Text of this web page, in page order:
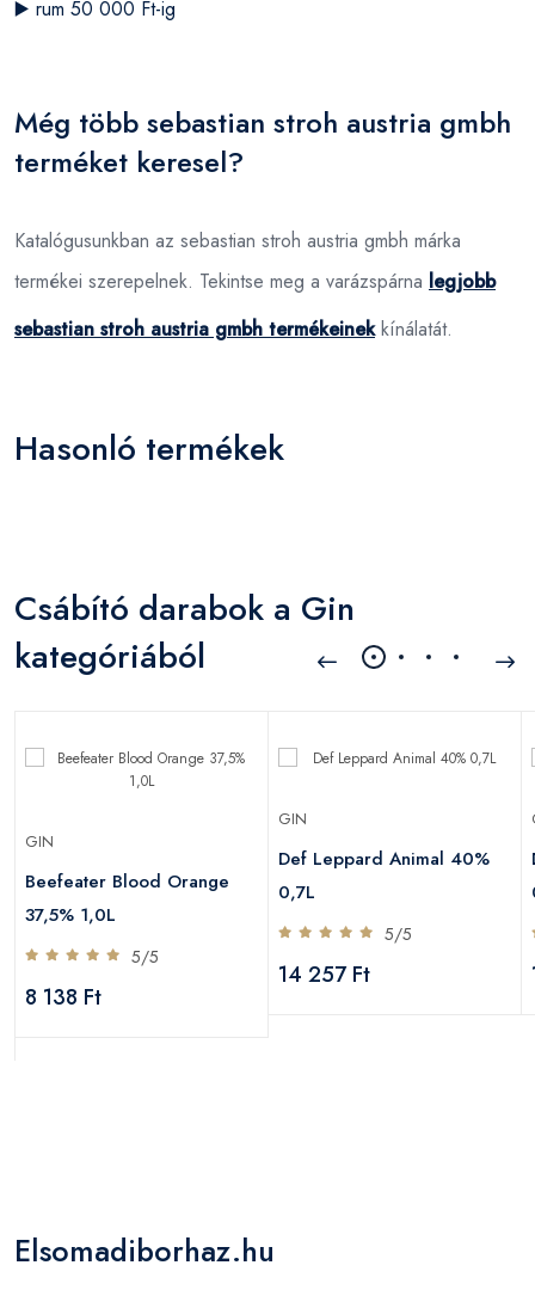
▶️ rum 50 000 Ft-ig
Még több sebastian stroh austria gmbh
terméket keresel?
Katalógusunkban az sebastian stroh austria gmbh márka
termékei szerepelnek. Tekintse meg a varázspárna legjobb
sebastian stroh austria gmbh termékeinekkínálatát.
Hasonló termékek
Csábító darabok a Gin
kategóriából
GIN
Beefeater Blood Orange
37,5% 1,0L
5/5
8 138 Ft
GIN
Def Leppard Animal 40%
0,7L
5/5
14 257 Ft
Elsomadiborhaz.hu